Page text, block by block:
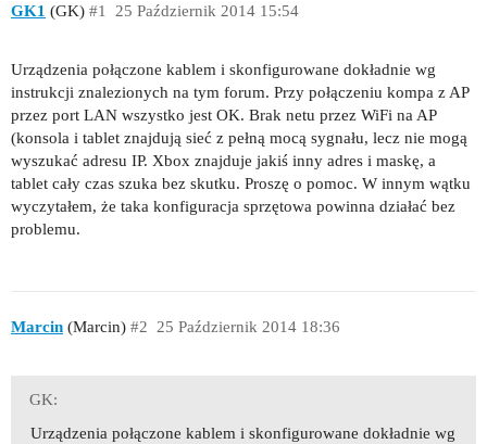
GK1 (GK) 25 Październik 2014 15:54
#1
Urządzenia połączone kablem i skonfigurowane dokładnie wg
instrukcji znalezionych na tym forum. Przy połączeniu kompa z AP
przez port LAN wszystko jest OK. Brak netu przez WiFi na AP
(konsola i tablet znajdują sieć z pełną mocą sygnału, lecz nie mogą
wyszukać adresu IP. Xbox znajduje jakiś inny adres i maskę, a
tablet cały czas szuka bez skutku. Proszę o pomoc. W innym wątku
wyczytałem, że taka konfiguracja sprzętowa powinna działać bez
problemu.
Marcin (Marcin) 25 Październik 2014 18:36
#2
GK:
Urządzenia połączone kablem i skonfigurowane dokładnie wg